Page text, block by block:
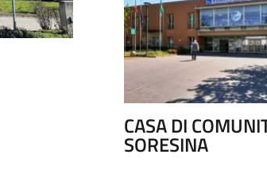
OSPEDALE OGLIO PO
CASA DI
SORESINA